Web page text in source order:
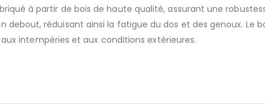
à partir de bois de haute qualité, assurant une
réduisant ainsi la fatigue du dos et des genoux. Le
intempéries et aux conditions extérieures.